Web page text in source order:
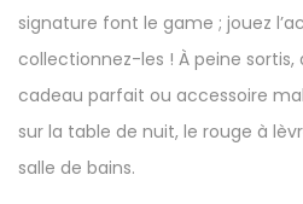
signature font le game ; jouez
collectionnez-les ! À peine sortis,
cadeau parfait ou accessoire
sur la table de nuit, le rouge à
salle de bains.